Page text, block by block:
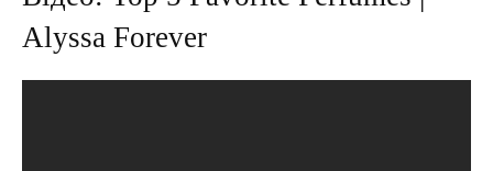
Alyssa Forever